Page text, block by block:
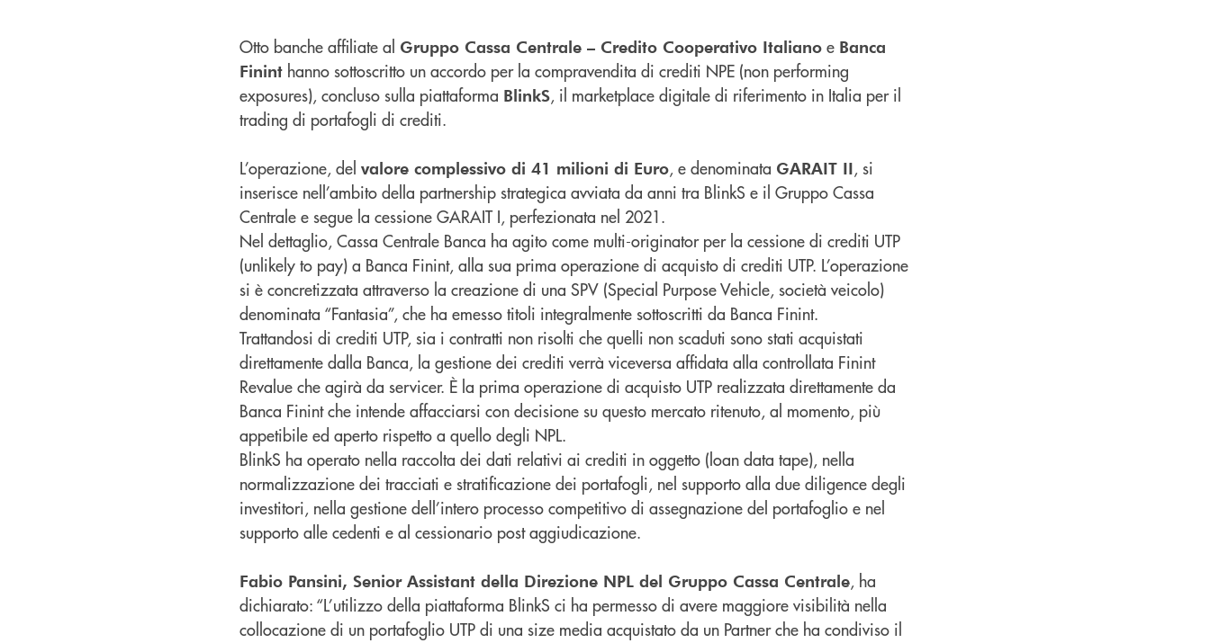
Otto banche affiliate al Gruppo Cassa Centrale – Credito Cooperativo Italiano e Banca
Finint hanno sottoscritto un accordo per la compravendita di crediti NPE (non performing
exposures), concluso sulla piattaforma BlinkS, il marketplace digitale di riferimento in Italia per il
trading di portafogli di crediti.
L’operazione, del valore complessivo di 41 milioni di Euro, e denominata GARAIT II, si
inserisce nell’ambito della partnership strategica avviata da anni tra BlinkS e il Gruppo Cassa
Centrale e segue la cessione GARAIT I, perfezionata nel 2021.
Nel dettaglio, Cassa Centrale Banca ha agito come multi-originator per la cessione di crediti UTP
(unlikely to pay) a Banca Finint, alla sua prima operazione di acquisto di crediti UTP. L’operazione
si è concretizzata attraverso la creazione di una SPV (Special Purpose Vehicle, società veicolo)
denominata “Fantasia”, che ha emesso titoli integralmente sottoscritti da Banca Finint.
Trattandosi di crediti UTP, sia i contratti non risolti che quelli non scaduti sono stati acquistati
direttamente dalla Banca, la gestione dei crediti verrà viceversa affidata alla controllata Finint
Revalue che agirà da servicer. È la prima operazione di acquisto UTP realizzata direttamente da
Banca Finint che intende affacciarsi con decisione su questo mercato ritenuto, al momento, più
appetibile ed aperto rispetto a quello degli NPL.
BlinkS ha operato nella raccolta dei dati relativi ai crediti in oggetto (loan data tape), nella
normalizzazione dei tracciati e stratificazione dei portafogli, nel supporto alla due diligence degli
investitori, nella gestione dell’intero processo competitivo di assegnazione del portafoglio e nel
supporto alle cedenti e al cessionario post aggiudicazione.
Fabio Pansini, Senior Assistant della Direzione NPL del Gruppo Cassa Centrale, ha
dichiarato: “L’utilizzo della piattaforma BlinkS ci ha permesso di avere maggiore visibilità nella
collocazione di un portafoglio UTP di una size media acquistato da un Partner che ha condiviso il